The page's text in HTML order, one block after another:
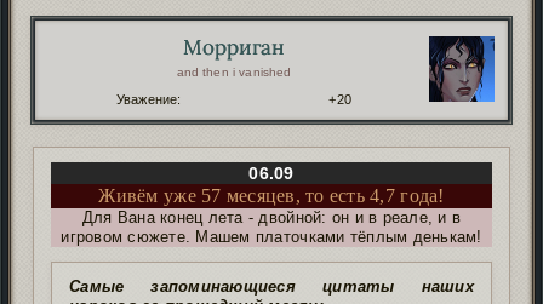
Морриган
and then i vanished
Уважение: +20
06.09
Живём уже 57 месяцев, то есть 4,7 года!
Для Вана конец лета - двойной: он и в реале, и в
игровом сюжете. Машем платочками тёплым денькам!
Самые запоминающиеся цитаты наших